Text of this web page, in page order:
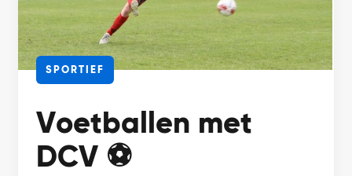
SPORTIEF
Voetballen met
DCV ⚽